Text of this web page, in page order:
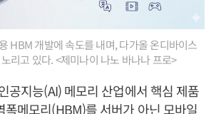
HBM 개발에 속도를 내며, 다가올 온디바이스
리고 있다. <제미나이 나노 바나나 프로>
공지능(AI) 메모리 산업에서 핵심 제품
폭메모리(HBM)를 서버가 아닌 모바일